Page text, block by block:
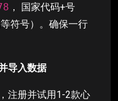
， 国家代码+号
符号）。确保一行
导入数据
注册并试用1-2款心